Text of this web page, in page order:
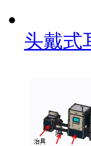
头戴式